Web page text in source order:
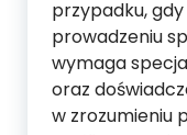
przypadku,
prowadzeniu
wymaga
oraz
w zrozumieniu